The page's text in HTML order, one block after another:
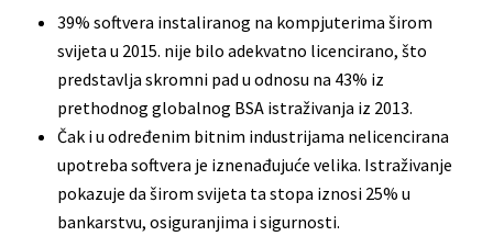
39% softvera instaliranog na kompjuterima širom
svijeta u 2015. nije bilo adekvatno licencirano, što
predstavlja skromni pad u odnosu na 43% iz
prethodnog globalnog BSA istraživanja iz 2013.
Čak i u određenim bitnim industrijama nelicencirana
upotreba softvera je iznenađujuće velika. Istraživanje
pokazuje da širom svijeta ta stopa iznosi 25% u
bankarstvu, osiguranjima i sigurnosti.